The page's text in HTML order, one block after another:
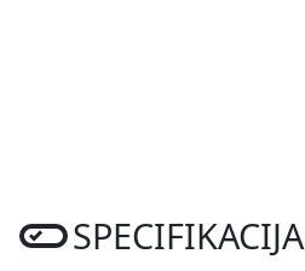
SPECIFIKACIJA